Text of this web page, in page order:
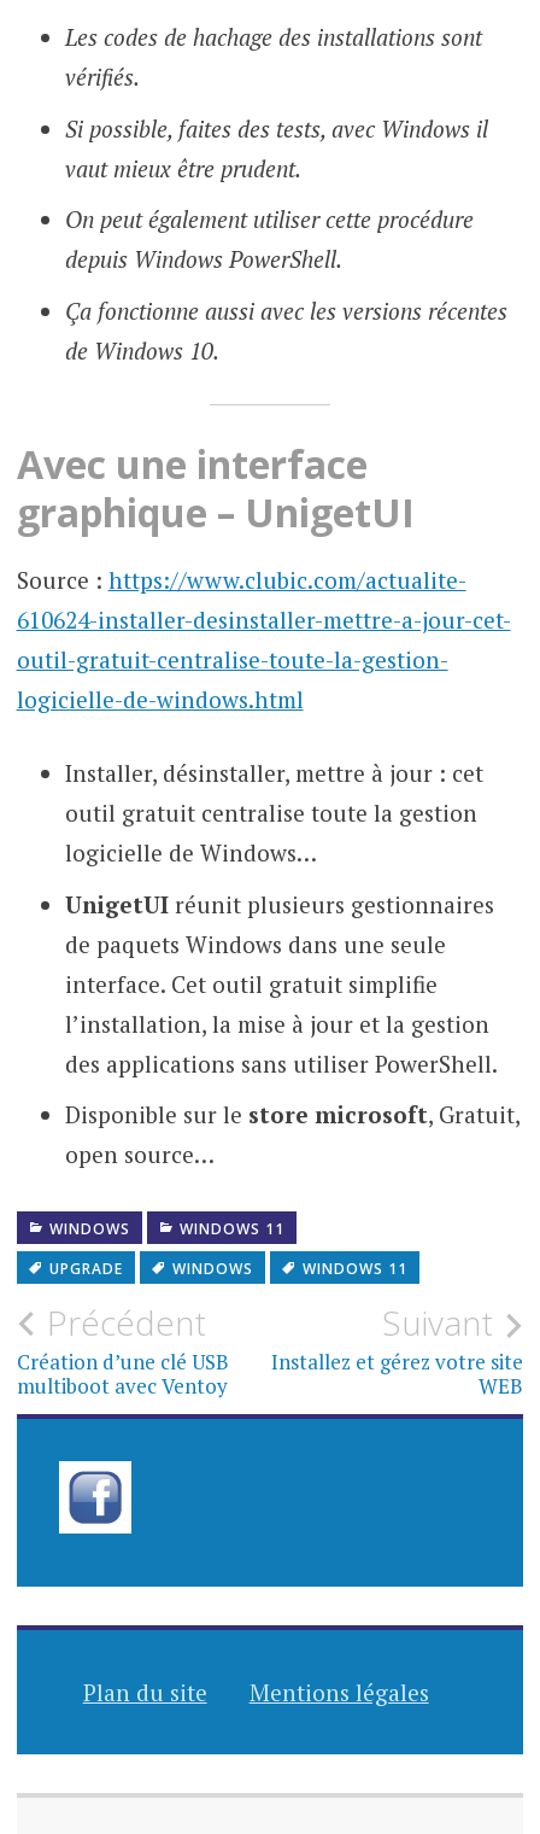
Les codes de hachage des installations sont
vérifiés.
Si possible, faites des tests, avec Windows il
vaut mieux être prudent.
On peut également utiliser cette procédure
depuis Windows PowerShell.
Ça fonctionne aussi avec les versions récentes
de Windows 10.
Avec une interface
graphique – UnigetUI
Source : https://www.clubic.com/actualite-
610624-installer-desinstaller-mettre-a-jour-cet-
outil-gratuit-centralise-toute-la-gestion-
logicielle-de-windows.html
Installer, désinstaller, mettre à jour : cet
outil gratuit centralise toute la gestion
logicielle de Windows…
UnigetUIréunit plusieurs gestionnaires
de paquets Windows dans une seule
interface. Cet outil gratuit simplifie
l’installation, la mise à jour et la gestion
des applications sans utiliser PowerShell.
Disponible sur le store microsoft, Gratuit,
open source…
WINDOWS
WINDOWS 11
UPGRADE
WINDOWS WINDOWS 11
Navigation
de
l’article
Précédent
Création d’une clé USB
multiboot avec Ventoy
Suivant
Installez et gérez votre site
WEB
Plan du site Mentions légales